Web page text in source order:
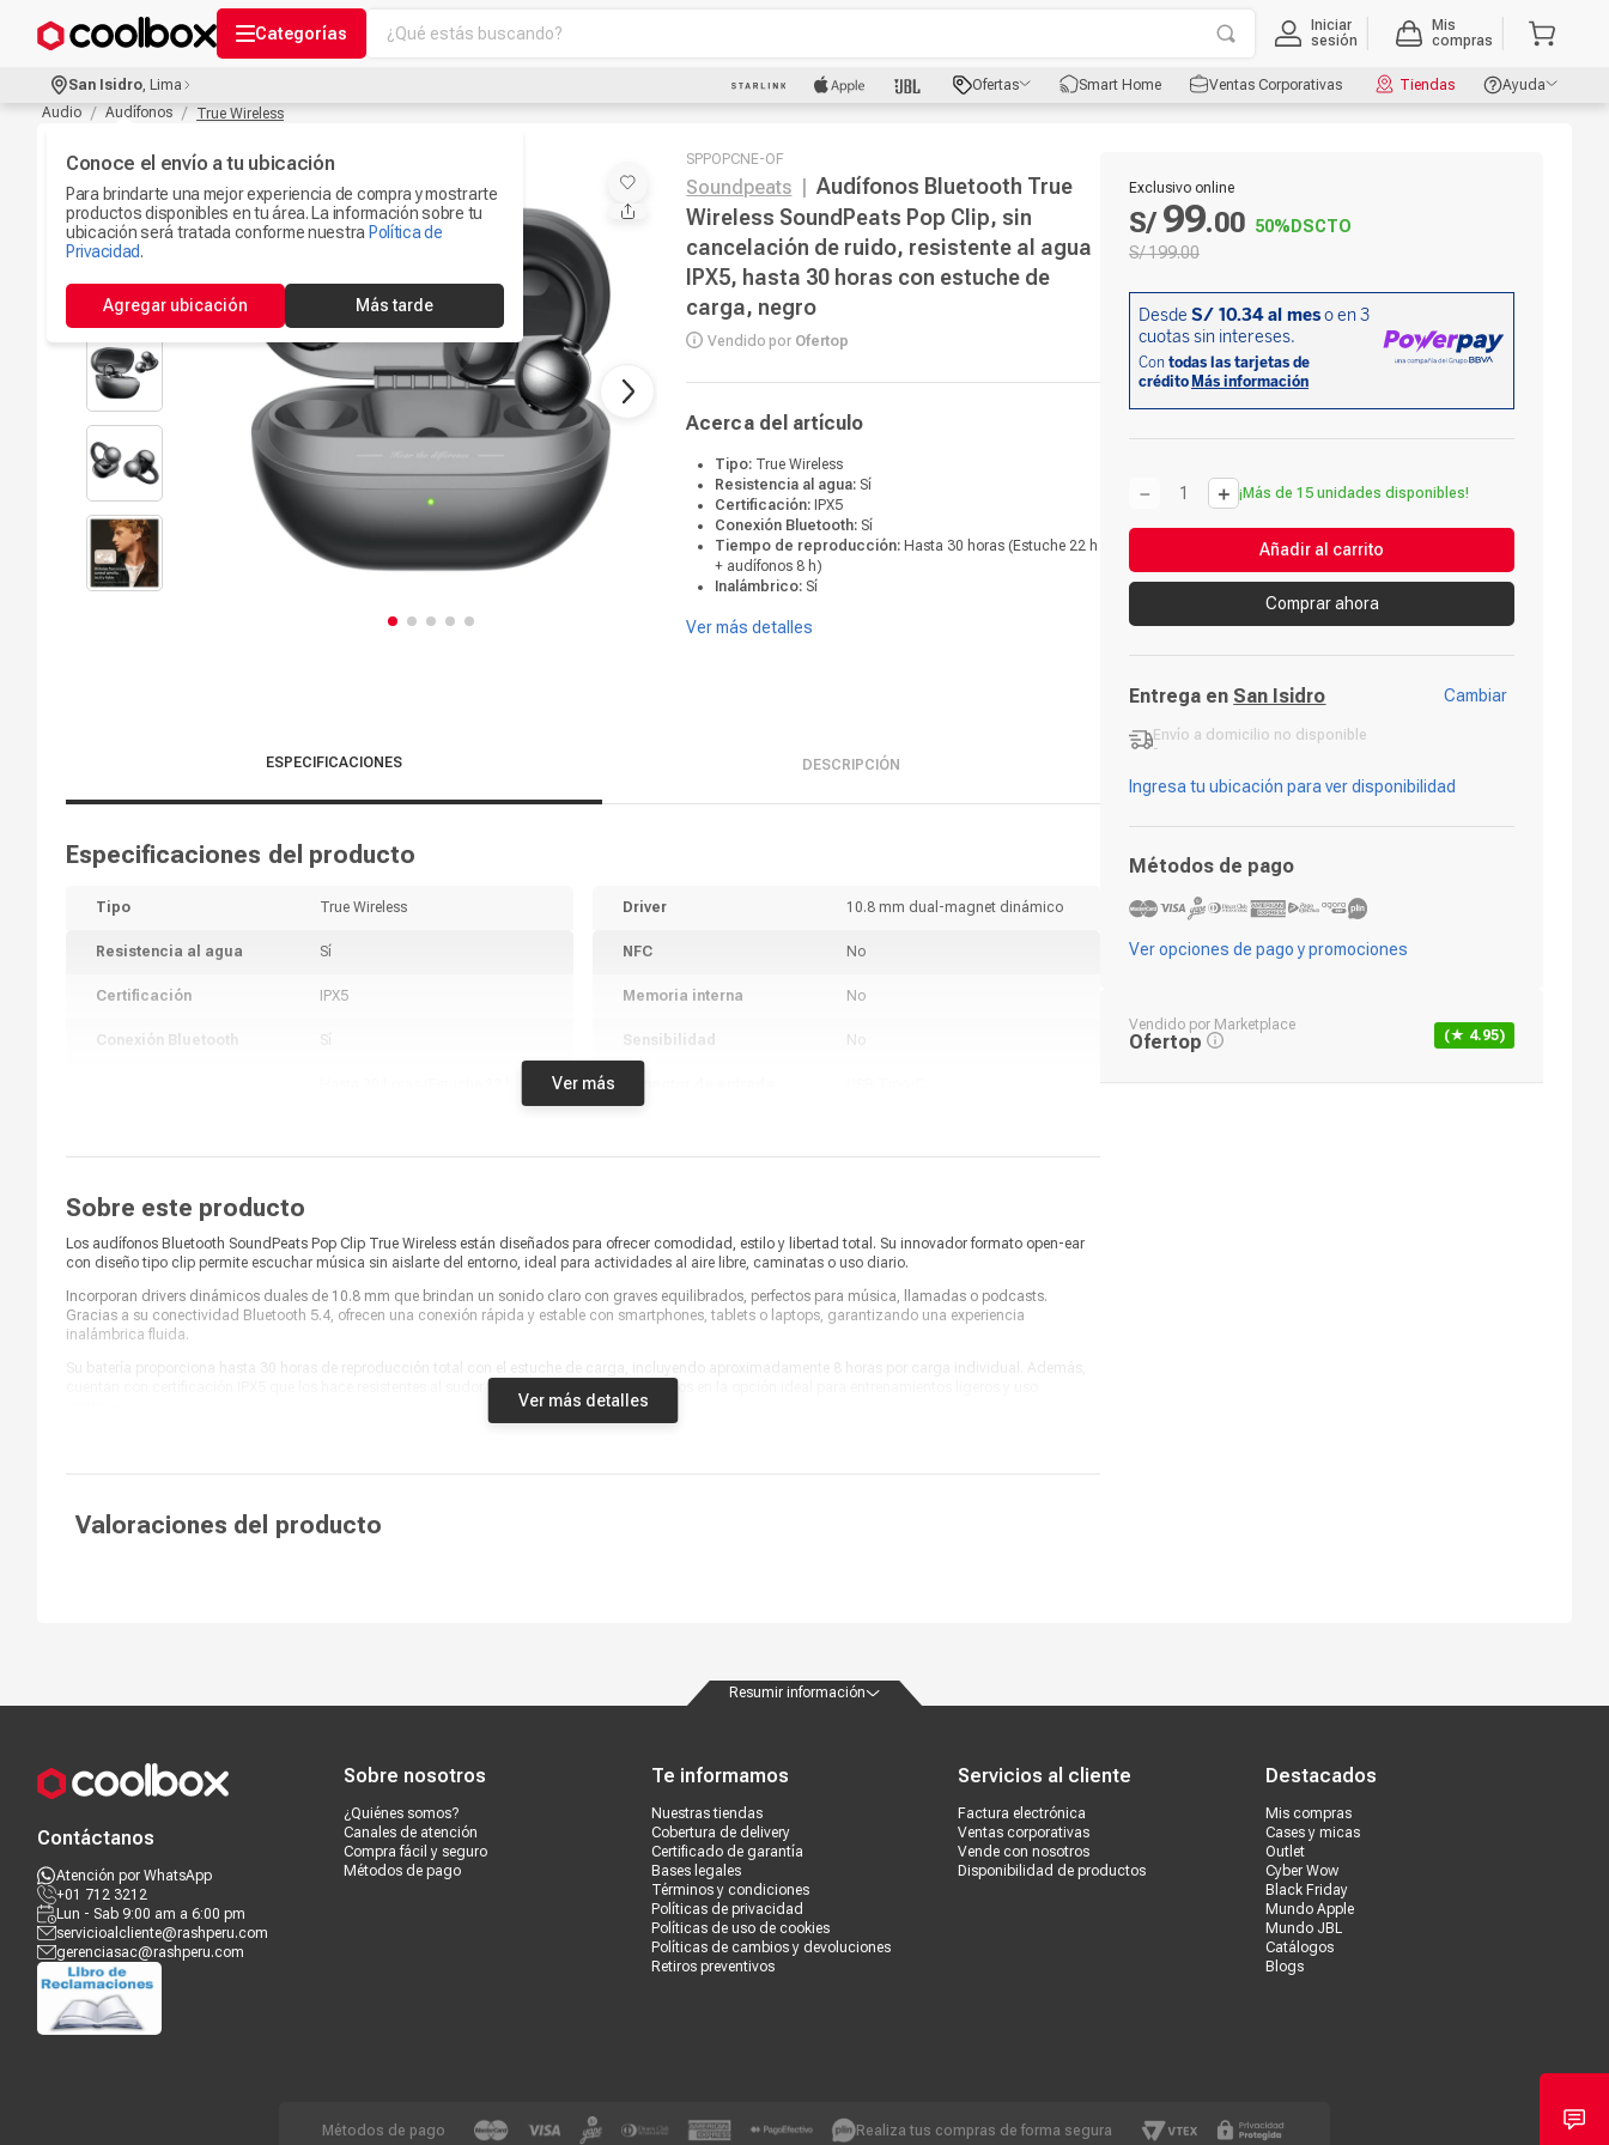
Categorías
¿Qué estás buscando?
3.
Ipad
Iphone 17
Camaras Seguridad
7.
Ps5
Parlantes Bluetooth
Smartwach
Iniciar
sesión
Mis
compras
San Isidro, Lima
Conoce el envío a tu ubicación
Para brindarte una mejor experiencia de compra y mostrarte
productos disponibles en tu área. La información sobre tu
ubicación será tratada conforme nuestra Política de
Privacidad.
Agregar ubicación Más tarde
Ofertas Smart Home Ventas Corporativas Tiendas
Ayuda
Audio
Audífonos True Wireless
SPPOPCNE-OF
Soundpeats |Audífonos Bluetooth True
Wireless SoundPeats Pop Clip, sin
cancelación de ruido, resistente al agua
IPX5, hasta 30 horas con estuche de
carga, negro
Vendido por Ofertop
Acerca del artículo
Tipo: True Wireless
Resistencia al agua: Sí
Certificación: IPX5
Conexión Bluetooth: Sí
Tiempo de reproducción: Hasta 30 horas (Estuche 22 h
+ audífonos 8 h)
Inalámbrico: Sí
Ver más detalles
ESPECIFICACIONES DESCRIPCIÓN
Especificaciones del producto
Tipo True Wireless
Resistencia al agua Sí
Certificación IPX5
Conexión Bluetooth Sí
Impedancia (Ohmios)
Formatos de reproducción SBC, AAC
Tipo de batería Batería recargable de litio
Driver 10.8 mm dual-magnet dinámico
NFC No
Memoria interna No
Sensibilidad No
Pop Clip
Alto 2.8 cm
Ancho 2.5 cm
Ver más
Sobre este producto
Los audífonos Bluetooth SoundPeats Pop Clip True Wireless están diseñados para ofrecer comodidad, estilo y libertad total. Su innovador formato open-ear
con diseño tipo clip permite escuchar música sin aislarte del entorno, ideal para actividades al aire libre, caminatas o uso diario.
Incorporan drivers dinámicos duales de 10.8 mm que brindan un sonido claro con graves equilibrados, perfectos para música, llamadas o podcasts.
Gracias a su conectividad Bluetooth 5.4, ofrecen una conexión rápida y estable con smartphones, tablets o laptops, garantizando una experiencia
inalámbrica fluida.
Su batería proporciona hasta 30 horas de reproducción total con el estuche de carga, incluyendo aproximadamente 8 horas por carga individual. Además,
Ver más detalles
Valoraciones del producto
Exclusivo online
S/ 99.00 50% DSCTO
S/199.00
＋
－ ¡Más de 15 unidades disponibles!
Añadir al carrito
Comprar ahora
Entrega en San Isidro Cambiar
Envío a domicilio no disponible
-
Ingresa tu ubicación para ver disponibilidad
Métodos de pago
Ver opciones de pago y promociones
Vendido por Marketplace
Ofertop (★ 4.95)
Resumir información
Contáctanos
Atención por WhatsApp
+01 712 3212
Lun - Sab 9:00 am a 6:00 pm
servicioalcliente@rashperu.com
gerenciasac@rashperu.com
Sobre nosotros
¿Quiénes somos?
Canales de atención
Compra fácil y seguro
Métodos de pago
Te informamos
Nuestras tiendas
Cobertura de delivery
Certificado de garantía
Bases legales
Términos y condiciones
Políticas de privacidad
Políticas de uso de cookies
Políticas de cambios y devoluciones
Retiros preventivos
Servicios al cliente
Factura electrónica
Ventas corporativas
Vende con nosotros
Disponibilidad de productos
Destacados
Mis compras
Cases y micas
Outlet
Cyber Wow
Black Friday
Mundo Apple
Mundo JBL
Catálogos
Blogs
Métodos de pago Realiza tus compras de forma segura